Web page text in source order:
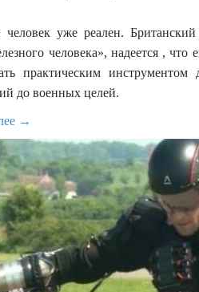
уже реален.
человека», надеется ,
практическим
до военных целей.
→